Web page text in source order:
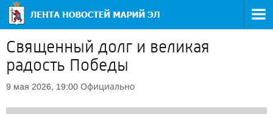
Священный долг и великая
радость Победы
9 мая 2026, 19:00 Официально